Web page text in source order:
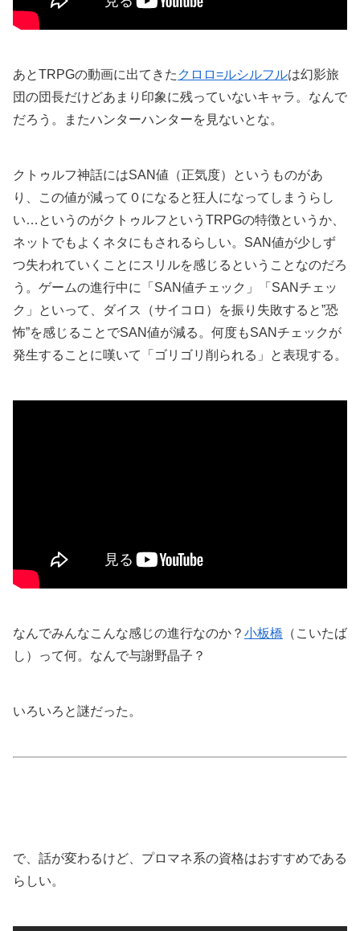
あとTRPGの動画に出てきた クロロ=ルシルフルは幻影旅
団の団長だけどあまり印象に残っていないキャラ。なんで
だろう。またハンターハンターを見ないとな。
クトゥルフ神話にはSAN値（正気度）というものがあ
り、この値が減って０になると狂人になってしまうらし
い…というのがクトゥルフというTRPGの特徴というか、
ネットでもよくネタにもされるらしい。SAN値が少しず
つ失われていくことにスリルを感じるということなのだろ
う。ゲームの進行中に「SAN値チェック」「SANチェッ
ク」といって、ダイス（サイコロ）を振り失敗すると”恐
怖”を感じることでSAN値が減る。何度もSANチェックが
発生することに嘆いて「ゴリゴリ削られる」と表現する。
なんでみんなこんな感じの進行なのか？ 小板橋 （こいたば
し）って何。なんで与謝野晶子？
いろいろと謎だった。
で、話が変わるけど、プロマネ系の資格はおすすめである
らしい。